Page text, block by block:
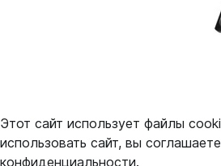
Этот сайт использует файлы
использовать сайт, вы
конфиденциальности.